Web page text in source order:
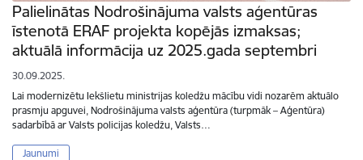
Palielinātas Nodrošinājuma valsts aģentūras
īstenotā ERAF projekta kopējās izmaksas;
aktuālā informācija uz 2025.gada septembri
30.09.2025.
Lai modernizētu Iekšlietu ministrijas koledžu mācību vidi nozarēm aktuālo
prasmju apguvei, Nodrošinājuma valsts aģentūra (turpmāk – Aģentūra)
sadarbībā ar Valsts policijas koledžu, Valsts…
Jaunumi